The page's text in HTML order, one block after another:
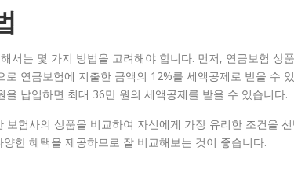
서는 몇 가지 방법을 고려해야 합니다. 먼저, 연금보험 상
로 연금보험에 지출한 금액의 12%를 세액공제로 받을 수
납입하면 최대 36만 원의 세액공제를 받을 수 있습니다.
험사의 상품을 비교하여 자신에게 가장 유리한 조건을
한 혜택을 제공하므로 잘 비교해보는 것이 좋습니다.